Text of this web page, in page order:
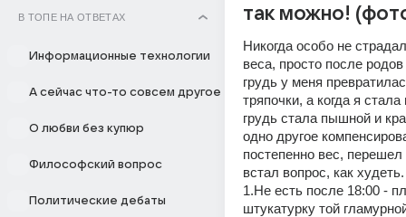
В ТОПЕ НА ОТВЕТАХ
Информационные технологии
А сейчас что-то совсем другое
О любви без купюр
Философский вопрос
Политические дебаты
так можно!
Никогда особо не
веса, просто после
грудь у меня
тряпочки, а когда я
грудь стала пышной и
одно другое
постепенно вес,
встал вопрос, как
1.Не есть после 18:00 -
штукатурку той